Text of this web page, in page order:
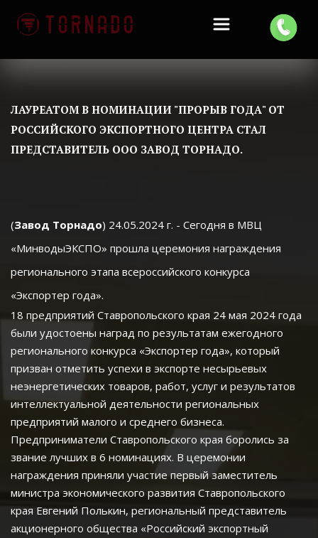
ЛАУРЕАТОМ В НОМИНАЦИИ "ПРОРЫВ ГОДА" ОТ
РОССИЙСКОГО ЭКСПОРТНОГО ЦЕНТРА СТАЛ
ПРЕДСТАВИТЕЛЬ ООО ЗАВОД ТОРНАДО.
(Завод Торнадо) 24.05.2024 г. - Сегодня в МВЦ
«МинводыЭКСПО» прошла церемония награждения
регионального этапа всероссийского конкурса
«Экспортер года». ​
18 предприятий Ставропольского края 24 мая 2024 года
были удостоены наград по результатам ежегодного
регионального конкурса «Экспортер года», который
призван отметить успехи в экспорте несырьевых
неэнергетических товаров, работ, услуг и результатов
интеллектуальной деятельности региональных
предприятий малого и среднего бизнеса.
Предприниматели Ставропольского края боролись за
звание лучших в 6 номинациях. В церемонии
награждения приняли участие первый заместитель
министра экономического развития Ставропольского
края Евгений Полькин, региональный представитель
акционерного общества «Российский экспортный